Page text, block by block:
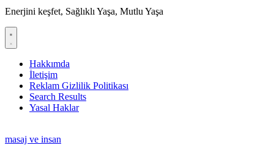
Enerjini keşfet, Sağlıklı Yaşa, Mutlu Yaşa
Hakkımda
İletişim
Reklam Gizlilik Politikası
Search Results
Yasal Haklar
masaj ve insan